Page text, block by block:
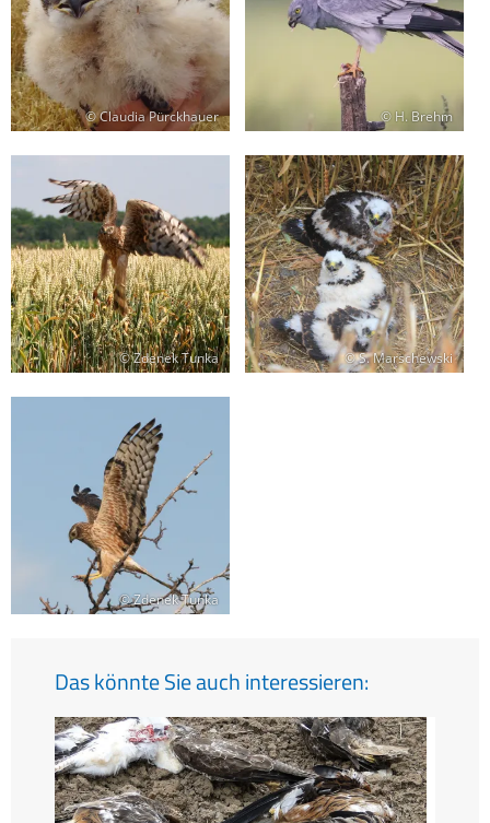
© Claudia Pürckhauer © H. Brehm
© Zdenek Tunka © S. Marschewski
© Zdenek Tunka
Das könnte Sie auch interessieren: